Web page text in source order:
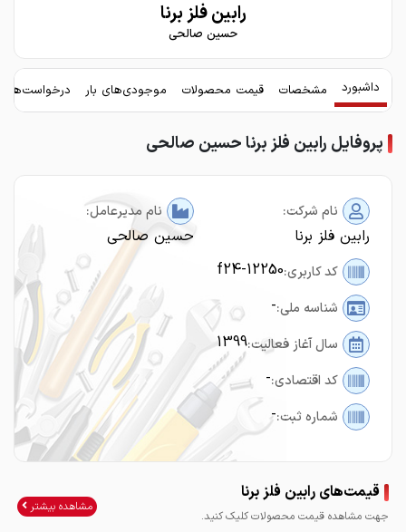
رابین فلز برنا
حسین صالحی
داشبورد مشخصات قیمت محصولات موجودی‌های بار
پروفایل رابین فلز برنا حسین صالحی
نام شرکت:
رابین فلز برنا
نام مدیرعامل:
حسین صالحی
کد کاربری:f24-12250
شناسه ملی:-
سال آغاز فعالیت:1399
کد اقتصادی:-
شماره ثبت:-
قیمت‌های رابین فلز برنا
جهت مشاهده قیمت محصولات کلیک کنید.
مشاهده بیشتر